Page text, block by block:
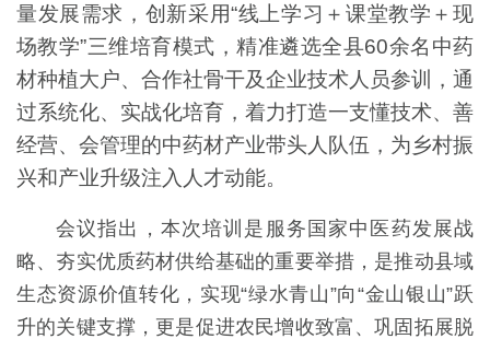
量发展需求，创新采用“线上学习＋课堂教学＋现
场教学”三维培育模式，精准遴选全县60余名中药
材种植大户、合作社骨干及企业技术人员参训，通
过系统化、实战化培育，着力打造一支懂技术、善
经营、会管理的中药材产业带头人队伍，为乡村振
兴和产业升级注入人才动能。
会议指出，本次培训是服务国家中医药发展战
略、夯实优质药材供给基础的重要举措，是推动县域
生态资源价值转化，实现“绿水青山”向“金山银山”跃
升的关键支撑，更是促进农民增收致富、巩固拓展脱